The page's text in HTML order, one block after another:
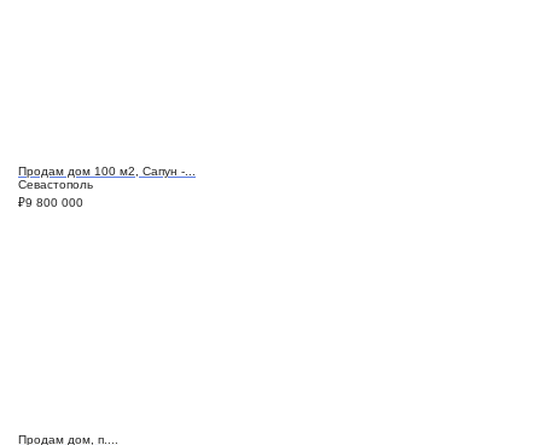
Продам дом 100 м2, Сапун -...
Севастополь
₽9 800 000
Продам дом, п....